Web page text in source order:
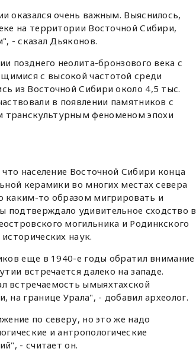
оказался очень важным. Выяснилось,
на территории Восточной Сибири,
- сказал Дьяконов.
позднего неолита-бронзового века с
с высокой частотой среди
из Восточной Сибири около 4,5 тыс.
в появлении памятников с
феноменом эпохи
население Восточной Сибири конца
керамики во многих местах севера
каким-то образом мигрировать и
удивительное сходство в
могильника и Родинкского
наук.
еще в 1940-е годы обратил внимание
встречается далеко на западе.
встречаемость ымыяхтахской
границе Урала", - добавил археолог.
по северу, но это же надо
и антропологические
- считает он.